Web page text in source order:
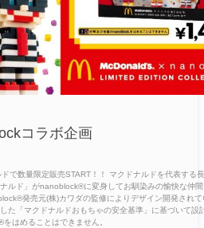
コラボ企画
で数量限定販売START！！ マクドナルドを代表する
ルド」がnanoblock®に変身してお馴染みの愉快な仲
発売元(株)カワダの監修によりデザイン開発されて
た「マクドナルドおもちゃの安全基準」に基づいて設
はめることはできません。